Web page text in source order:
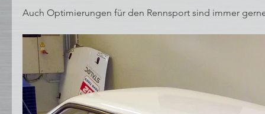
Auch Optimierungen für den Rennsport sind immer